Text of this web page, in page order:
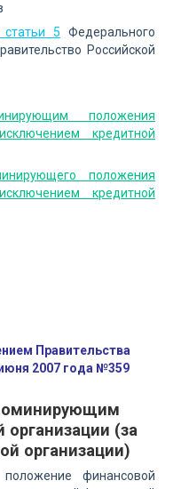
5 Федерального
Российской
положения
кредитной
положения
кредитной
Правительства
2007 года №359
(за
организации)
финансовой